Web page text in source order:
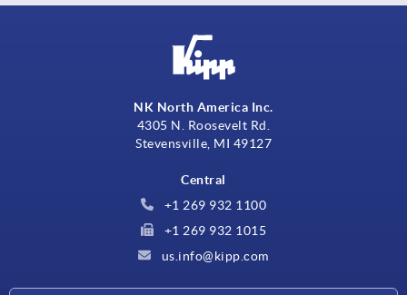
NK North America Inc.
4305 N. Roosevelt Rd.
Stevensville, MI 49127
Central
+1 269 932 1100
+1 269 932 1015
us.info@kipp.com